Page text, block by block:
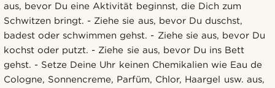
aus, bevor Du eine Aktivität beginnst, die Dich zum
Schwitzen bringt. - Ziehe sie aus, bevor Du duschst,
badest oder schwimmen gehst. - Ziehe sie aus, bevor Du
kochst oder putzt. - Ziehe sie aus, bevor Du ins Bett
gehst. - Setze Deine Uhr keinen Chemikalien wie Eau de
Cologne, Sonnencreme, Parfüm, Chlor, Haargel usw. aus,